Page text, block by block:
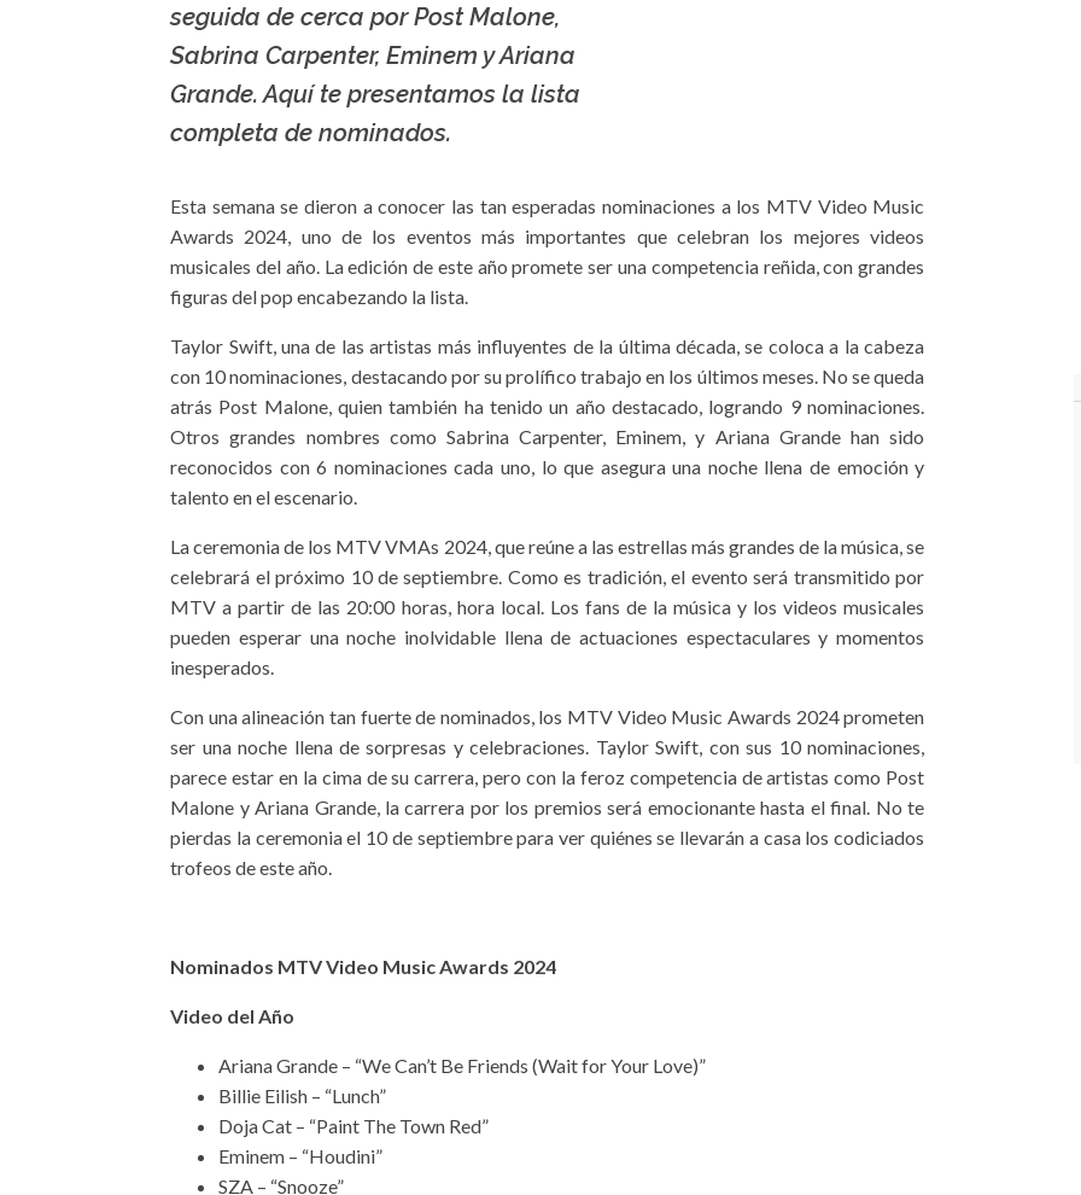
seguida de cerca por Post Malone,
Sabrina Carpenter, Eminem y Ariana
Grande. Aquí te presentamos la lista
completa de nominados.
Esta semana se dieron a conocer las tan esperadas nominaciones a los MTV Video Music
Awards 2024, uno de los eventos más importantes que celebran los mejores videos
musicales del año. La edición de este año promete ser una competencia reñida, con grandes
figuras del pop encabezando la lista.
Taylor Swift, una de las artistas más influyentes de la última década, se coloca a la cabeza
con 10 nominaciones, destacando por su prolífico trabajo en los últimos meses. No se queda
atrás Post Malone, quien también ha tenido un año destacado, logrando 9 nominaciones.
Otros grandes nombres como Sabrina Carpenter, Eminem, y Ariana Grande han sido
reconocidos con 6 nominaciones cada uno, lo que asegura una noche llena de emoción y
talento en el escenario.
La ceremonia de los MTV VMAs 2024, que reúne a las estrellas más grandes de la música, se
celebrará el próximo 10 de septiembre. Como es tradición, el evento será transmitido por
MTV a partir de las 20:00 horas, hora local. Los fans de la música y los videos musicales
pueden esperar una noche inolvidable llena de actuaciones espectaculares y momentos
inesperados.
Con una alineación tan fuerte de nominados, los MTV Video Music Awards 2024 prometen
ser una noche llena de sorpresas y celebraciones. Taylor Swift, con sus 10 nominaciones,
parece estar en la cima de su carrera, pero con la feroz competencia de artistas como Post
Malone y Ariana Grande, la carrera por los premios será emocionante hasta el final. No te
pierdas la ceremonia el 10 de septiembre para ver quiénes se llevarán a casa los codiciados
trofeos de este año.
Nominados MTV Video Music Awards 2024
Video del Año
Ariana Grande – “We Can’t Be Friends (Wait for Your Love)”
Billie Eilish – “Lunch”
Doja Cat – “Paint The Town Red”
Eminem – “Houdini”
SZA – “Snooze”